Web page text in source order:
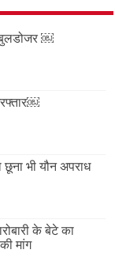
बुलडोजर ￼
भी यौन अपराध
के बेटे का
मांग